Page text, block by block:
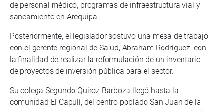
de personal médico, programas de infraestructura vial y
saneamiento en Arequipa.
Posteriormente, el legislador sostuvo una mesa de trabajo
con el gerente regional de Salud, Abraham Rodríguez, con
la finalidad de realizar la reformulación de un inventario
de proyectos de inversión pública para el sector.
Su colega Segundo Quiroz Barboza llegó hasta la
comunidad El Capulí, del centro poblado San Juan de la